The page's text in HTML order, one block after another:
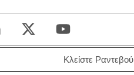
Κλείστε Ραντεβού